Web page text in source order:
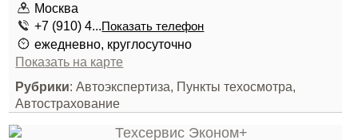
Москва
+7 (910) 4...Показать телефон
ежедневно, круглосуточно
Показать на карте
Рубрики: Автоэкспертиза, Пункты техосмотра,
Автострахование